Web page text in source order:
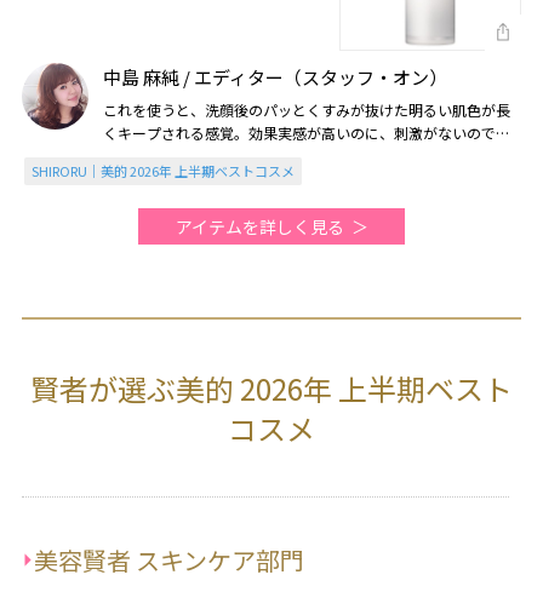
中島 麻純 / エディター（スタッフ・オン）
これを使うと、洗顔後のパッとくすみが抜けた明るい肌色が長
くキープされる感覚。効果実感が高いのに、刺激がないので肌
SHIRORU｜美的 2026年 上半期ベストコスメ
アイテムを詳しく見る
賢者が選ぶ美的 2026年 上半期ベスト
コスメ
美容賢者 スキンケア部門